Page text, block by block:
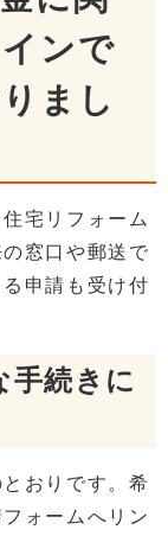
ンで
まし
宅リフォーム
窓口や郵送で
申請も受け付
手続きに
おりです。希
ォームへリン